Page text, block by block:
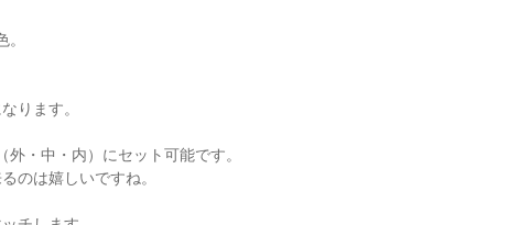
ります。
・中・内）にセット可能です。
のは嬉しいですね。